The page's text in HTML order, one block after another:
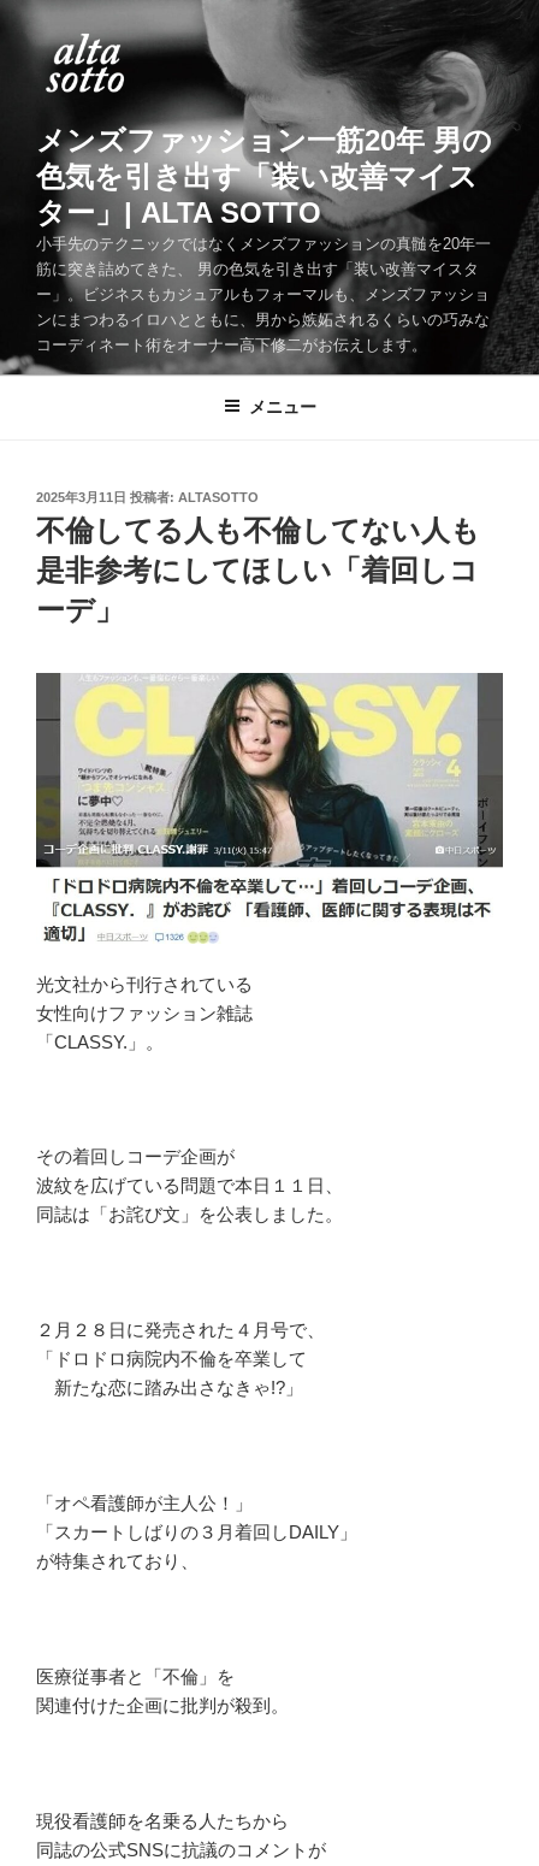
メンズファッション一筋20年 男の
色気を引き出す「装い改善マイス
ター」| ALTA SOTTO
小手先のテクニックではなくメンズファッションの真髄を20年一
筋に突き詰めてきた、 男の色気を引き出す「装い改善マイスタ
ー」。ビジネスもカジュアルもフォーマルも、メンズファッショ
ンにまつわるイロハとともに、男から嫉妬されるくらいの巧みな
コーディネート術をオーナー高下修二がお伝えします。
メニュー
投
稿
日:
2025年3月11日 投稿者: ALTASOTTO
不倫してる人も不倫してない人も
是非参考にしてほしい「着回しコ
ーデ」
光文社から刊行されている
女性向けファッション雑誌
「CLASSY.」。
その着回しコーデ企画が
波紋を広げている問題で本日１１日、
同誌は「お詫び文」を公表しました。
２月２８日に発売された４月号で、
「ドロドロ病院内不倫を卒業して
新たな恋に踏み出さなきゃ!?」
「オペ看護師が主人公！」
「スカートしばりの３月着回しDAILY」
が特集されており、
医療従事者と「不倫」を
関連付けた企画に批判が殺到。
現役看護師を名乗る人たちから
同誌の公式SNSに抗議のコメントが